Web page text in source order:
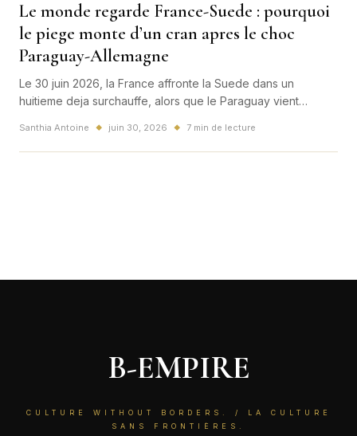
Le monde regarde France-Suede : pourquoi
le piege monte d’un cran apres le choc
Paraguay-Allemagne
Le 30 juin 2026, la France affronte la Suede dans un
huitieme deja surchauffe, alors que le Paraguay vient
ouvert, les Bleus avancent dans un vrai match-piege.
Santhia Antoine ◆ juin 30, 2026 ◆ 7 min de lecture
B-EMPIRE
CULTURE WITHOUT BORDERS. / LA CULTURE
SANS FRONTIÈRES.